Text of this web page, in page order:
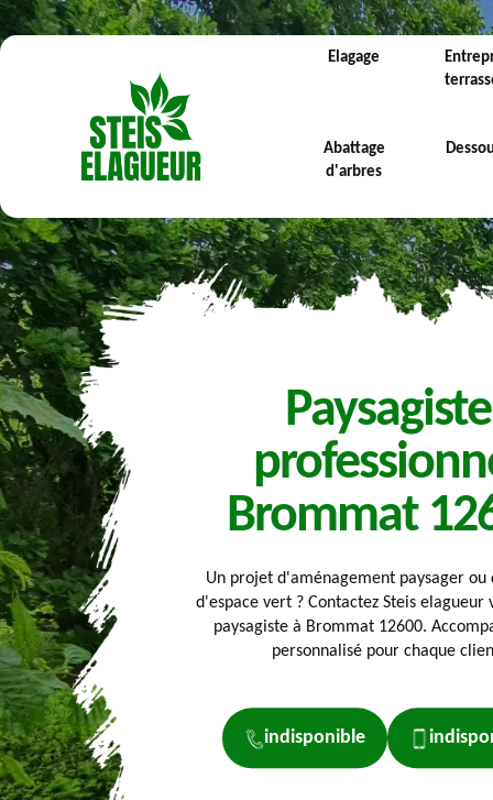
Elagage
Abattage
d'arbres
Paysagiste
Brommat
Un projet d'aménagement paysager
d'espace vert ? Contactez Steis elagueur
paysagiste à Brommat 12600.
personnalisé pour chaque
indisponible